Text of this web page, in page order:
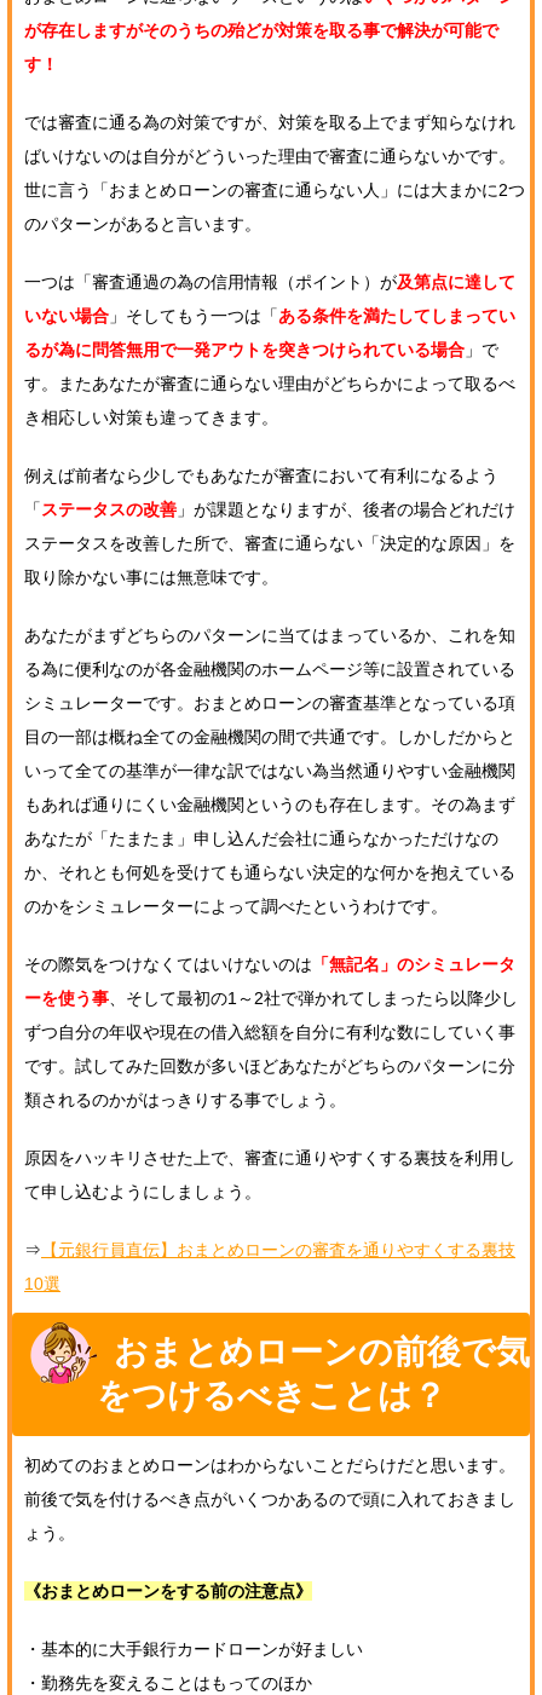
が存在しますがそのうちの殆どが対策を取る事で解決が可能で
す！
では審査に通る為の対策ですが、対策を取る上でまず知らなけれ
ばいけないのは自分がどういった理由で審査に通らないかです。
世に言う「おまとめローンの審査に通らない人」には大まかに2つ
のパターンがあると言います。
一つは「審査通過の為の信用情報（ポイント）が及第点に達して
いない場合 」そしてもう一つは「ある条件を満たしてしまってい
るが為に問答無用で一発アウトを突きつけられている場合 」で
す。またあなたが審査に通らない理由がどちらかによって取るべ
き相応しい対策も違ってきます。
例えば前者なら少しでもあなたが審査において有利になるよう
「 ステータスの改善 」が課題となりますが、後者の場合どれだけ
ステータスを改善した所で、審査に通らない「決定的な原因」を
取り除かない事には無意味です。
あなたがまずどちらのパターンに当てはまっているか、これを知
る為に便利なのが各金融機関のホームページ等に設置されている
シミュレーターです。おまとめローンの審査基準となっている項
目の一部は概ね全ての金融機関の間で共通です。しかしだからと
いって全ての基準が一律な訳ではない為当然通りやすい金融機関
もあれば通りにくい金融機関というのも存在します。その為まず
あなたが「たまたま」申し込んだ会社に通らなかっただけなの
か、それとも何処を受けても通らない決定的な何かを抱えている
のかをシミュレーターによって調べたというわけです。
その際気をつけなくてはいけないのは 「無記名」のシミュレータ
ーを使う事 、そして最初の1～2社で弾かれてしまったら以降少し
ずつ自分の年収や現在の借入総額を自分に有利な数にしていく事
です。試してみた回数が多いほどあなたがどちらのパターンに分
類されるのかがはっきりする事でしょう。
原因をハッキリさせた上で、審査に通りやすくする裏技を利用し
て申し込むようにしましょう。
⇒ 【元銀行員直伝】おまとめローンの審査を通りやすくする裏技
10選
おまとめローンの前後で気
をつけるべきことは？
初めてのおまとめローンはわからないことだらけだと思います。
前後で気を付けるべき点がいくつかあるので頭に入れておきまし
ょう。
《おまとめローンをする前の注意点》
・基本的に大手銀行カードローンが好ましい
・勤務先を変えることはもってのほか